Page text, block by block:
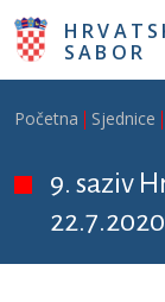
Skoči na glavni
SABOR
Početna Sjednice
9. saziv